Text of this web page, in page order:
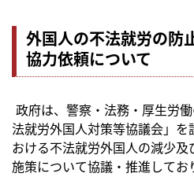
外国人の不法就労の防
協力依頼について
政府は、警察・法務・厚生労
法就労外国人対策等協議会」
おける不法就労外国人の減少
施策について協議・推進してお